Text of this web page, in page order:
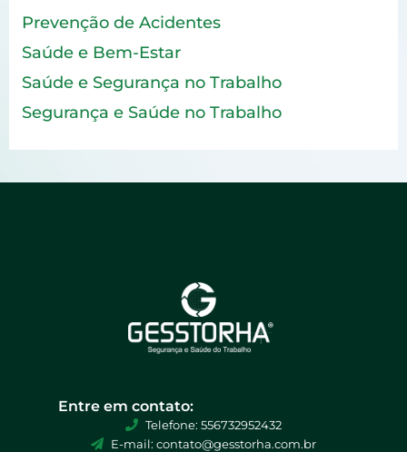
Prevenção de Acidentes
Saúde e Bem-Estar
Saúde e Segurança no Trabalho
Segurança e Saúde no Trabalho
Entre em contato:
Telefone: 556732952432
E-mail: contato@gesstorha.com.br